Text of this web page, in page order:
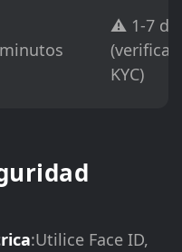
⚠️ 1-7
KYC)
:Utilice Face ID,